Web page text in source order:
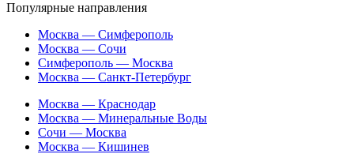
Популярные направления
Москва — Симферополь
Москва — Сочи
Симферополь — Москва
Москва — Санкт-Петербург
Москва — Краснодар
Москва — Минеральные Воды
Сочи — Москва
Москва — Кишинев